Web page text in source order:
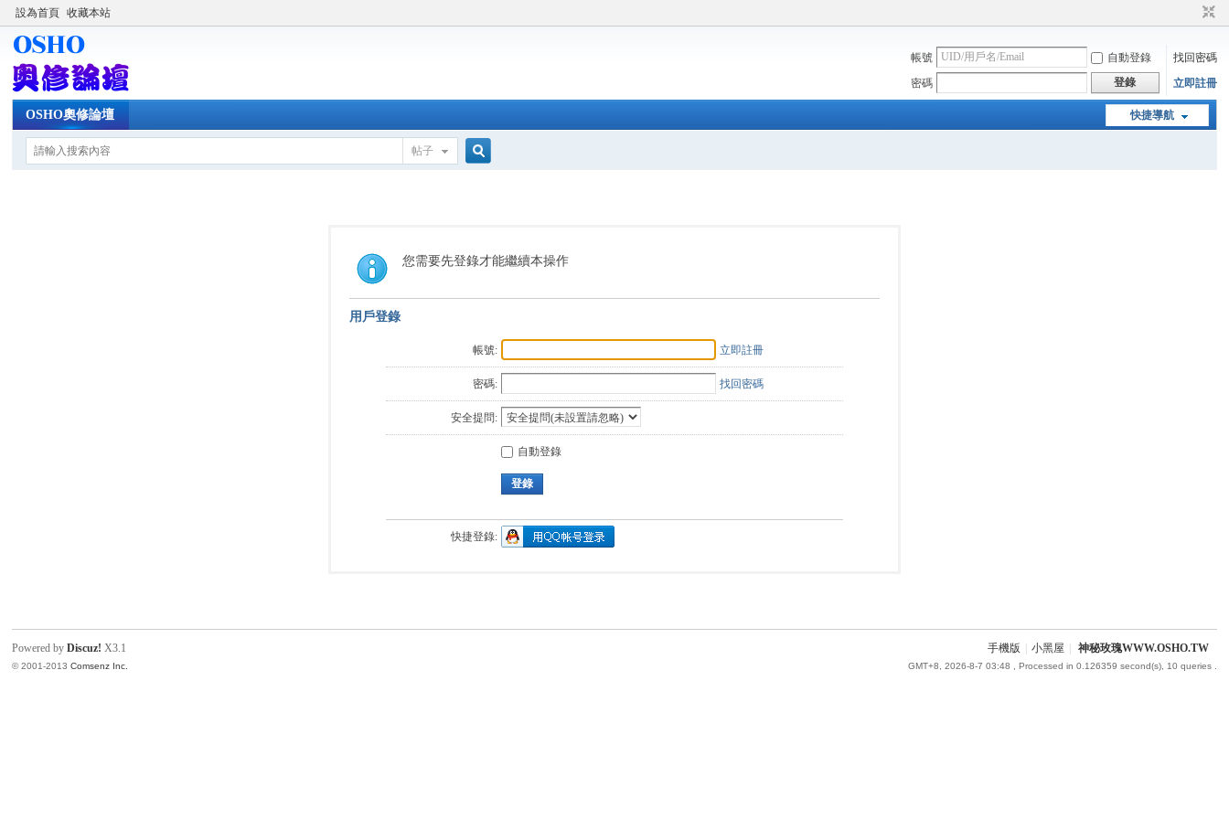
設為首頁 收藏本站
帳號 自動登錄
找回密碼
密碼
登錄 立即註冊
快捷導航
OSHO奧修論壇
帖子
索
您需要先登錄才能繼續本操作
用戶登錄
帳號: 立即註冊
密碼: 找回密碼
安全提問:
自動登錄
登錄
快捷登錄:
手機版 小黑屋 神秘玫瑰WWW.OSHO.TW
GMT+8, 2026-8-7 03:48 , Processed in 0.126359 second(s), 10 queries .
Powered byDiscuz! X3.1
© 2001-2013Comsenz Inc.